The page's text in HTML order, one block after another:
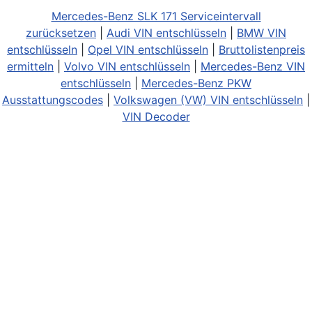
Mercedes-Benz SLK 171 Serviceintervall
zurücksetzen
Audi VIN entschlüsseln
BMW VIN
entschlüsseln
Opel VIN entschlüsseln
Bruttolistenpreis
ermitteln
Volvo VIN entschlüsseln
Mercedes-Benz VIN
entschlüsseln
Mercedes-Benz PKW
Ausstattungscodes
Volkswagen (VW) VIN entschlüsseln
VIN Decoder